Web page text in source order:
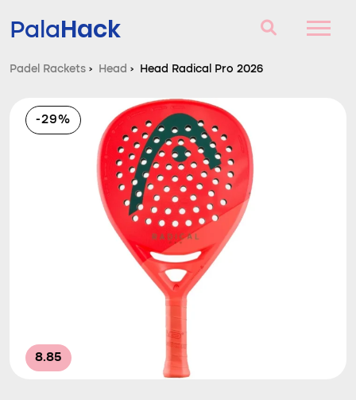
PalaHack
Padel Rackets
Vragen en antwoorden
Vergelijker
Padel Rackets › Head › Head Radical Pro 2026
-29%
8.85